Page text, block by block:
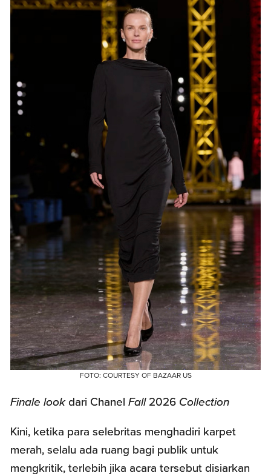
FOTO: COURTESY OF BAZAAR US
Finale lookdari ChanelFall2026 Collection
Kini, ketika para selebritas menghadiri karpet
merah, selalu ada ruang bagi publik untuk
mengkritik, terlebih jika acara tersebut disiarkan